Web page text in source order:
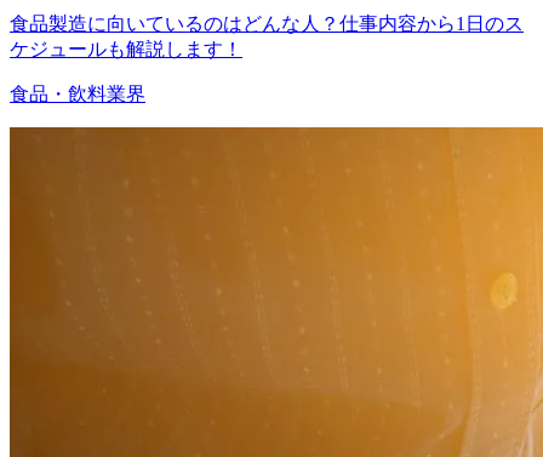
食品製造に向いているのはどんな人？仕事内容から1日のス
ケジュールも解説します！
食品・飲料業界